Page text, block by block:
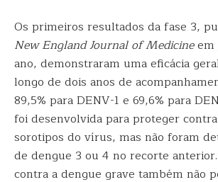
Os primeiros resultados da fase 3,
New England Journal of Medicineem
ano, demonstraram uma eficácia
longo de dois anos de
89,5% para DENV-1 e 69,6% para
foi desenvolvida para proteger
sorotipos do vírus, mas não foram
de dengue 3 ou 4 no recorte
contra a dengue grave também não